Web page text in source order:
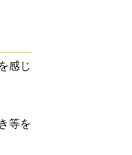
感じ
等を